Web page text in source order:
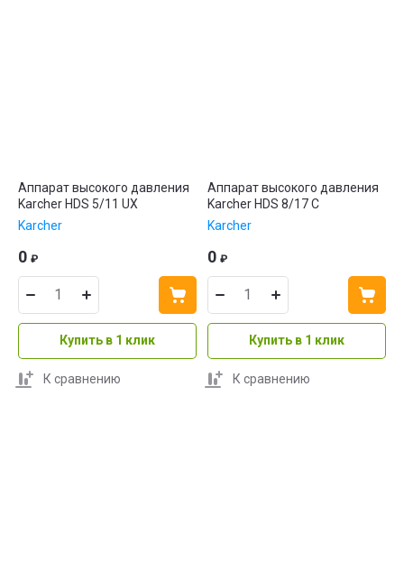
Аппарат высокого давления
Karcher HDS 5/11 UX
Karcher
0 ₽
Купить в 1 клик
К сравнению
Аппарат высокого давления
Karcher HDS 8/17 C
Karcher
0 ₽
Купить в 1 клик
К сравнению